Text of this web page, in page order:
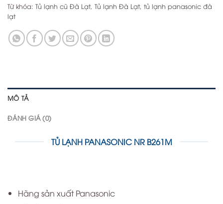
Từ khóa: Tủ lạnh cũ Đà Lạt, Tủ lạnh Đà Lạt, tủ lạnh panasonic đà
lạt
MÔ TẢ
ĐÁNH GIÁ (0)
TỦ LẠNH PANASONIC NR B261M
Hãng sản xuất Panasonic